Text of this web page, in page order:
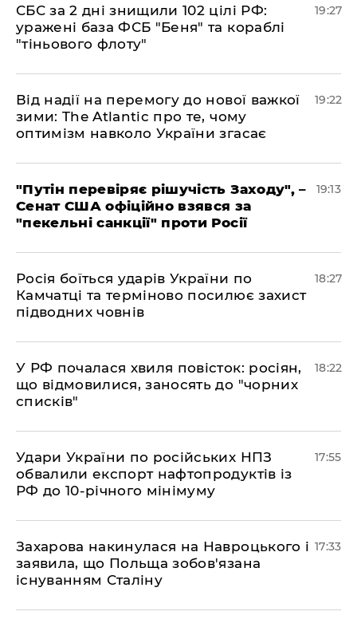
​СБС за 2 дні знищили 102 цілі РФ:
уражені база ФСБ "Беня" та кораблі
"тіньового флоту"
19:27
​Від надії на перемогу до нової важкої
зими: The Atlantic про те, чому
оптимізм навколо України згасає
19:22
​"Путін перевіряє рішучість Заходу", –
Сенат США офіційно взявся за
"пекельні санкції" проти Росії
19:13
​Росія боїться ударів України по
Камчатці та терміново посилює захист
підводних човнів
18:27
​У РФ почалася хвиля повісток: росіян,
що відмовилися, заносять до "чорних
списків"
18:22
​Удари України по російських НПЗ
обвалили експорт нафтопродуктів із
РФ до 10-річного мінімуму
17:55
​Захарова накинулася на Навроцького і
заявила, що Польща зобов'язана
існуванням Сталіну
17:33